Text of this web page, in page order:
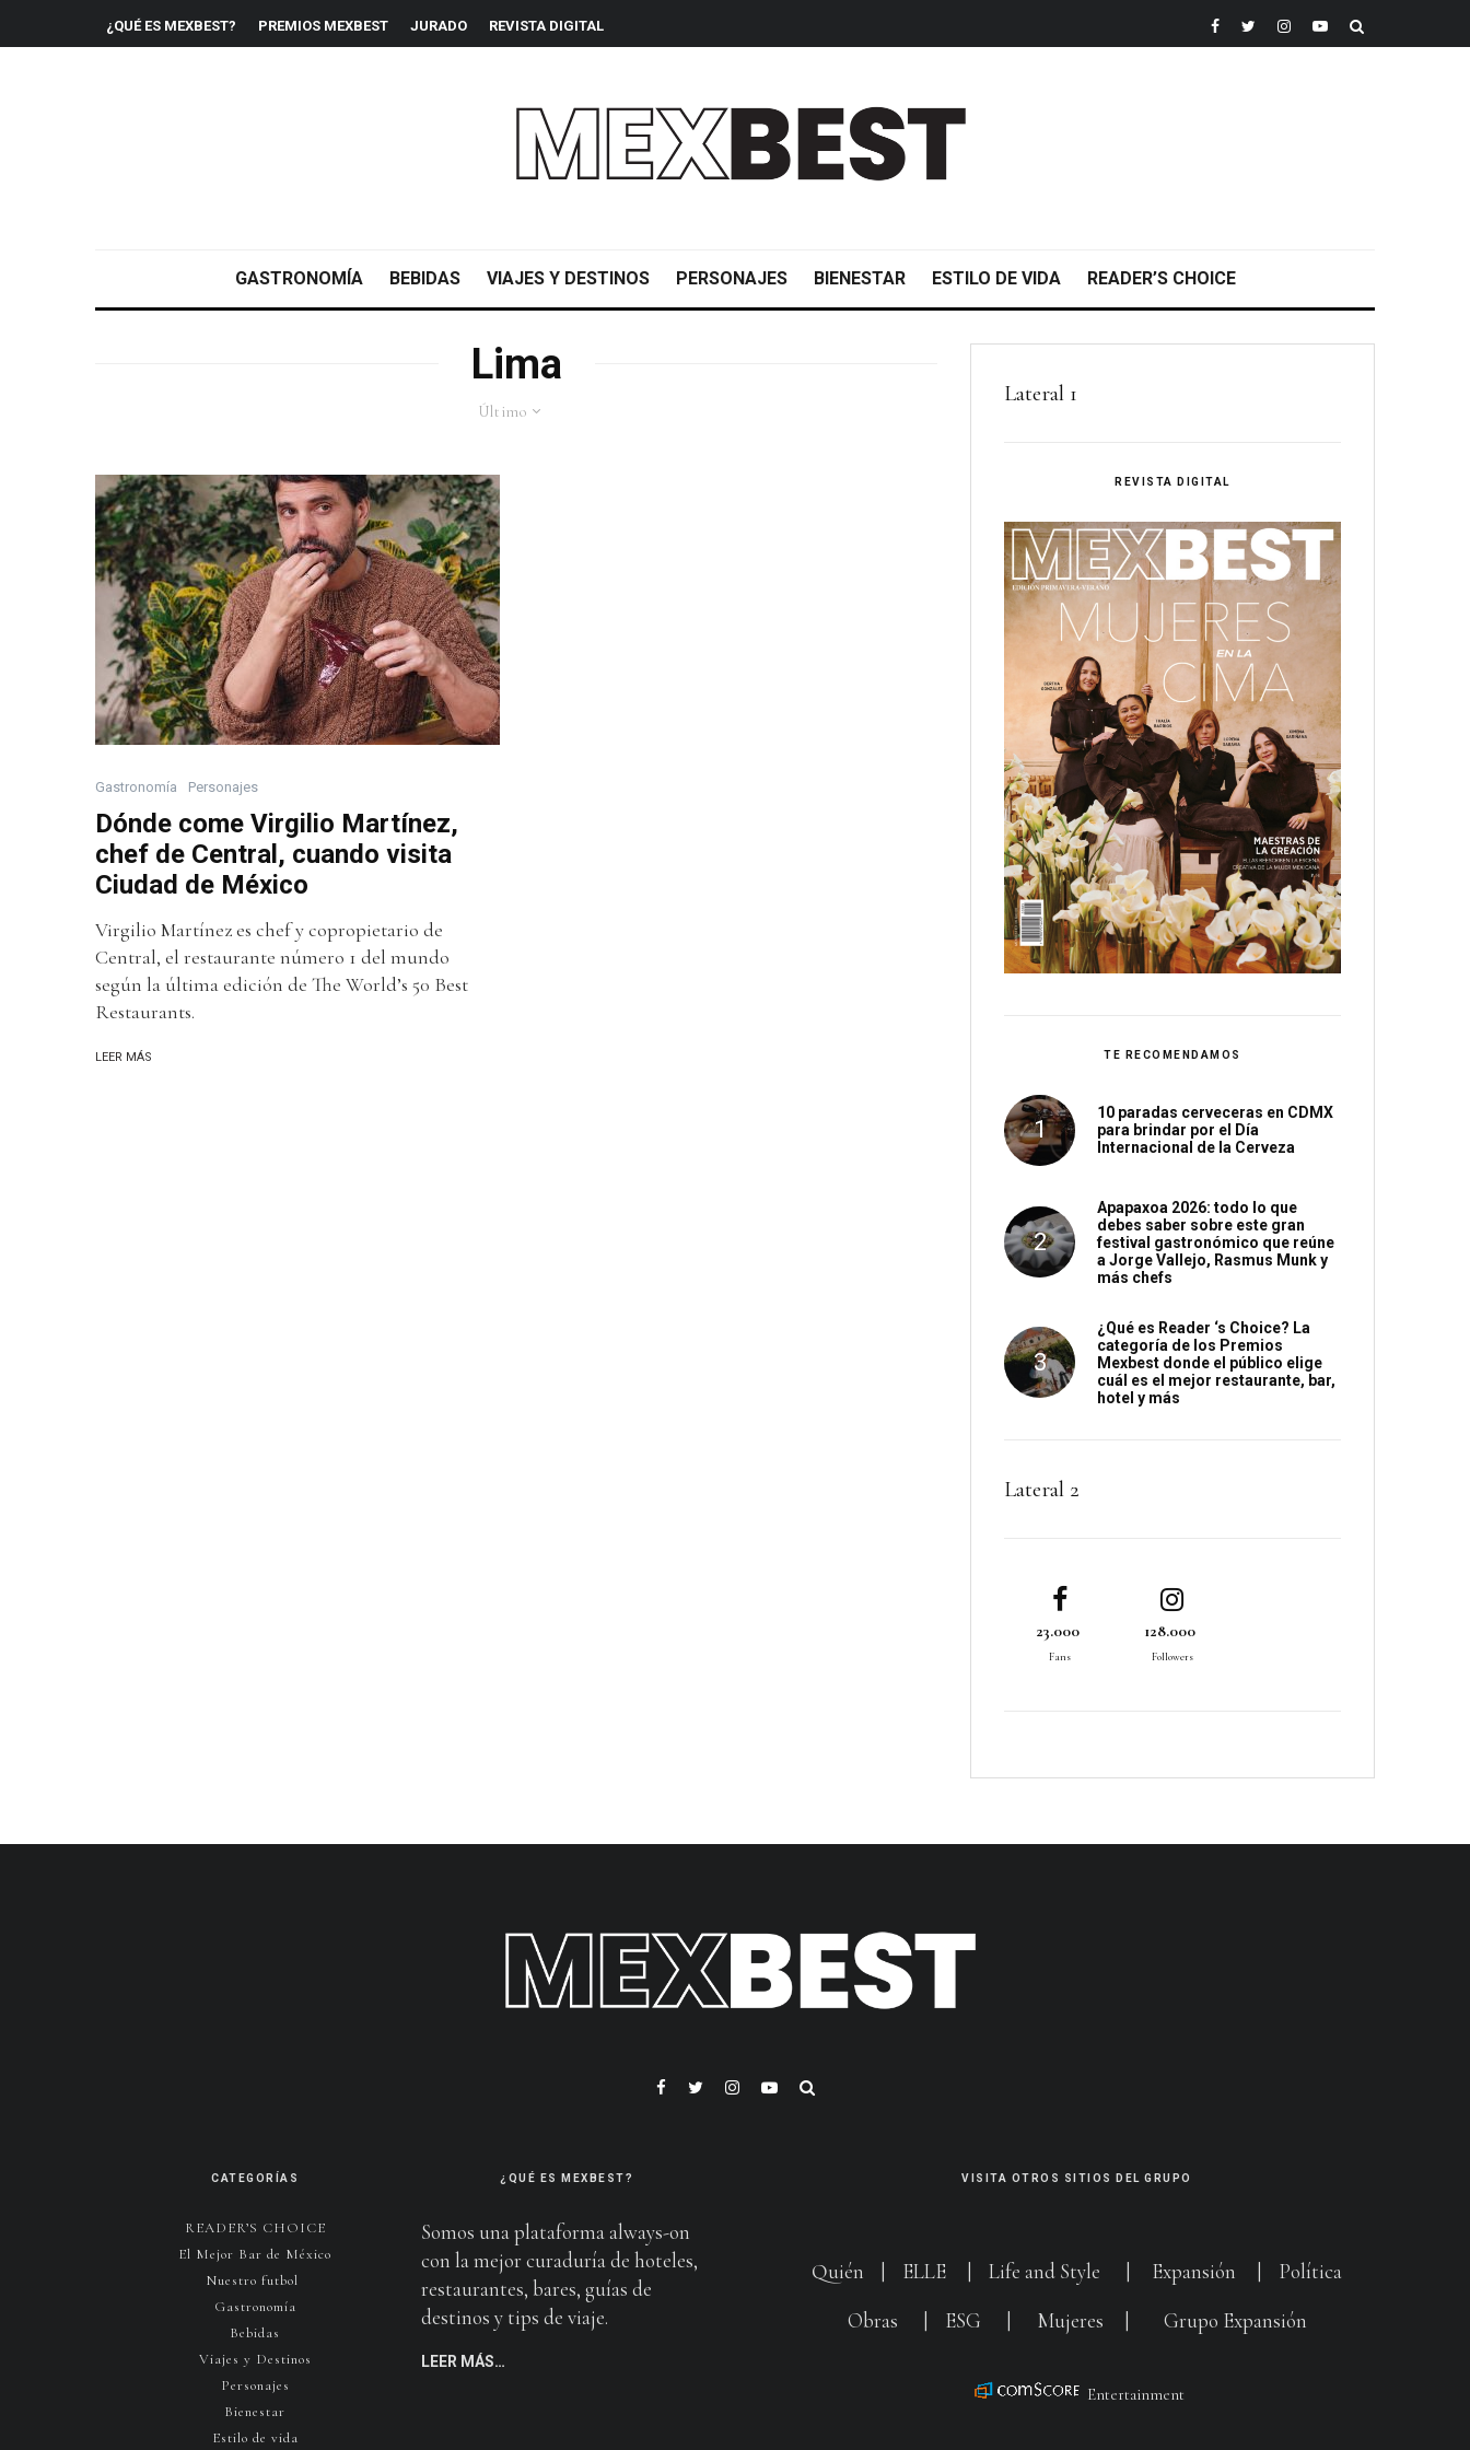
¿QUÉ ES MEXBEST? PREMIOS MEXBEST JURADO REVISTA DIGITAL
GASTRONOMÍA BEBIDAS VIAJES Y DESTINOS PERSONAJES BIENESTAR ESTILO DE VIDA READER’S CHOICE
Lima
Último
Gastronomía Personajes
Dónde come Virgilio Martínez,
chef de Central, cuando visita
Ciudad de México
Virgilio Martínez es chef y copropietario de
Central, el restaurante número 1 del mundo
según la última edición de The World’s 50 Best
Restaurants.
LEER MÁS
Lateral 1
REVISTA DIGITAL
TE RECOMENDAMOS
10 paradas cerveceras en CDMX
para brindar por el Día
Internacional de la Cerveza
Apapaxoa 2026: todo lo que
debes saber sobre este gran
festival gastronómico que reúne
a Jorge Vallejo, Rasmus Munk y
más chefs
¿Qué es Reader ‘s Choice? La
categoría de los Premios
Mexbest donde el público elige
cuál es el mejor restaurante, bar,
hotel y más
Lateral 2
23.000
Fans
128.000
Followers
CATEGORÍAS
READER’S CHOICE
El Mejor Bar de México
Nuestro futbol
Gastronomía
Bebidas
Viajes y Destinos
Personajes
Bienestar
Estilo de vida
¿QUÉ ES MEXBEST?
Somos una plataforma always-on
con la mejor curaduría de hoteles,
restaurantes, bares, guías de
destinos y tips de viaje.
LEER MÁS…
VISITA OTROS SITIOS DEL GRUPO
Quién ELLE Life and Style Expansión
Política
Obras
ESG Mujeres Grupo Expansión
Entertainment